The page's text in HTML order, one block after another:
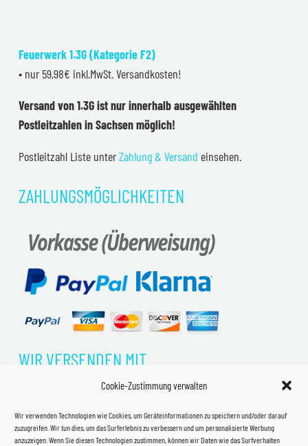
Cookie-Zustimmung verwalten
Wir verwenden Technologien wie Cookies, um Geräteinformationen zu speichern und/oder darauf
zuzugreifen. Wir tun dies, um das Surferlebnis zu verbessern und um personalisierte Werbung
anzuzeigen. Wenn Sie diesen Technologien zustimmen, können wir Daten wie das Surfverhalten
Feuerwerk 1.3G (Kategorie F2)
• nur 59,98€ inkl.MwSt. Versandkosten!
Versand von 1.3G ist nur innerhalb ausgewählten
Postleitzahlen in Sachsen möglich!
Postleitzahl Liste unterZahlung & Versand einsehen.
ZAHLUNGSMÖGLICHKEITEN
WIR VERSENDEN MIT